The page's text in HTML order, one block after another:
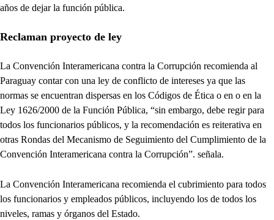
años de dejar la función pública.
Reclaman proyecto de ley
La Convención Interamericana contra la Corrupción recomienda al
Paraguay contar con una ley de conflicto de intereses ya que las
normas se encuentran dispersas en los Códigos de Ética o en o en la
Ley 1626/2000 de la Función Pública, “sin embargo, debe regir para
todos los funcionarios públicos, y la recomendación es reiterativa en
otras Rondas del Mecanismo de Seguimiento del Cumplimiento de la
Convención Interamericana contra la Corrupción”. señala.
La Convención Interamericana recomienda el cubrimiento para todos
los funcionarios y empleados públicos, incluyendo los de todos los
niveles, ramas y órganos del Estado.